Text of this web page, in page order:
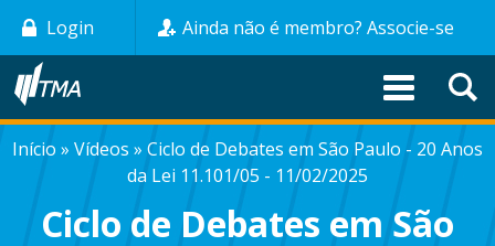
Pular
para
conteúdo
principal
Login Ainda não é membro? Associe-se
TRILHA
DE
Início Vídeos
Ciclo de Debates em São Paulo - 20 Anos
da Lei 11.101/05 - 11/02/2025
Ciclo de Debates em São